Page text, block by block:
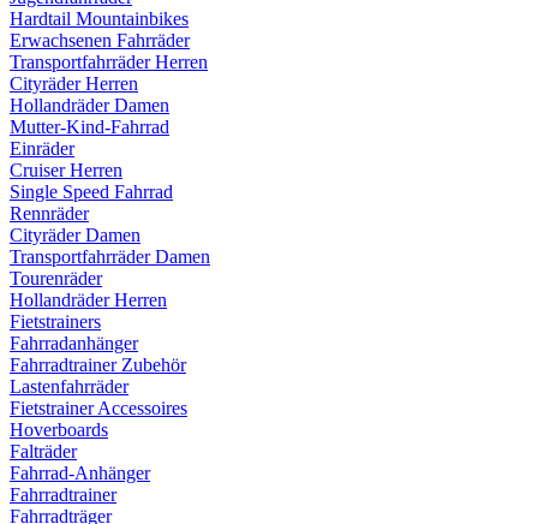
Hardtail Mountainbikes
Erwachsenen Fahrräder
Transportfahrräder Herren
Cityräder Herren
Hollandräder Damen
Mutter-Kind-Fahrrad
Einräder
Cruiser Herren
Single Speed Fahrrad
Rennräder
Cityräder Damen
Transportfahrräder Damen
Tourenräder
Hollandräder Herren
Fietstrainers
Fahrradanhänger
Fahrradtrainer Zubehör
Lastenfahrräder
Fietstrainer Accessoires
Hoverboards
Falträder
Fahrrad-Anhänger
Fahrradtrainer
Fahrradträger